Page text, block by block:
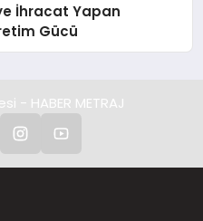
İhracat Yapan
Gücü
- HABER METRAJ